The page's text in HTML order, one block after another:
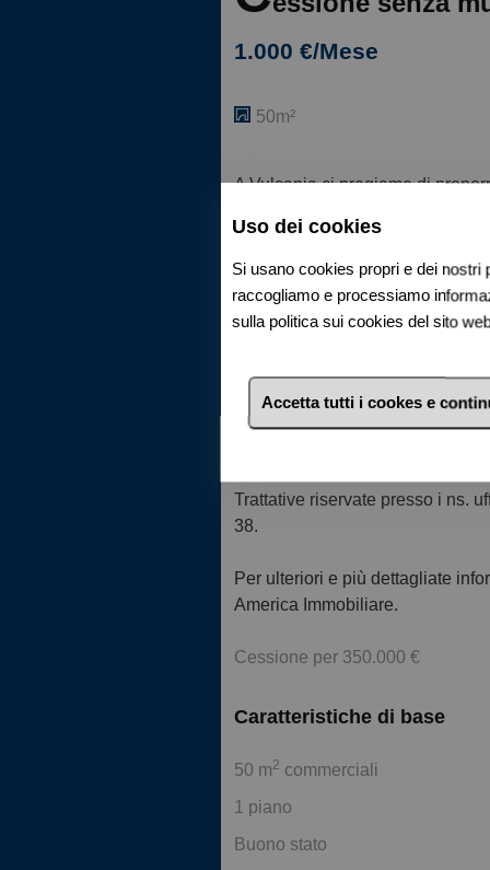
1.000 €/Mese
50m²
A Vulcania ci pregiamo di
L'attività, avviatissima, si
si protrae da ben 55 anni con
La licenza comprende servizi
Attualmente la licenza viene
flusso pedonale (residenti,
Trattative riservate presso i ns.
38.
Per ulteriori e più dettagliate
America Immobiliare.
Cessione per 350.000 €
Caratteristiche di base
50 m2 commerciali
1 piano
Buono stato
Uso dei cookies
Si usano cookies propri e dei
raccogliamo e processiamo
sulla politica sui cookies del sito
Accetta tutti i cookes e